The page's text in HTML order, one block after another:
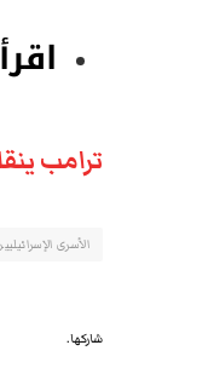
ترامب
الأسرى
شاركها.